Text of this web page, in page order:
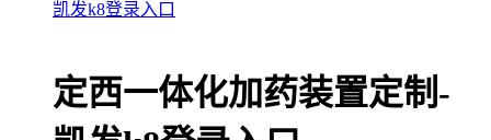
凯发k8登录入口
定西一体化加药装置定制-